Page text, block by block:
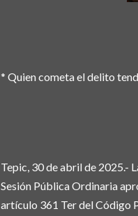
* Quien cometa el delito
Tepic, 30 de abril de 2025.-
Sesión Pública Ordinaria
artículo 361 Ter del Código